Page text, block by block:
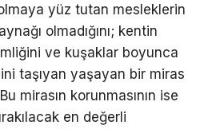
yüz tutan mesleklerin
olmadığını; kentin
ve kuşaklar boyunca
taşıyan yaşayan bir miras
mirasın korunmasının ise
en değerli